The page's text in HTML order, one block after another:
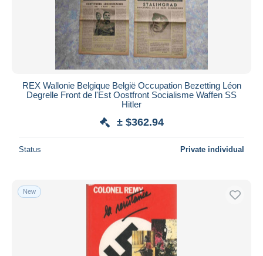
REX Wallonie Belgique België Occupation Bezetting Léon
Degrelle Front de l'Est Oostfront Socialisme Waffen SS
Hitler
± $362.94
Status Private individual
New